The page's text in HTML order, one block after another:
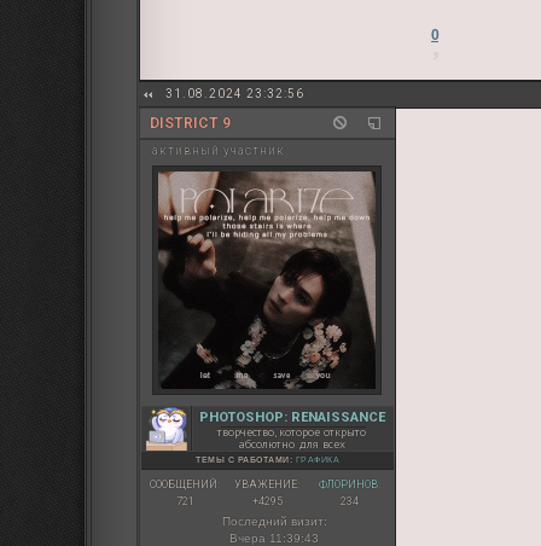
0
31.08.2024 23:32:56
DISTRICT 9
активный участник
PHOTOSHOP: RENAISSANCE
творчество, которое открыто
абсолютно для всех
ТЕМЫ С РАБОТАМИ: ГРАФИКА
СООБЩЕНИЙ:
721
УВАЖЕНИЕ:
+4295
ФЛОРИНОВ:
234
Последний визит:
Вчера 11:39:43